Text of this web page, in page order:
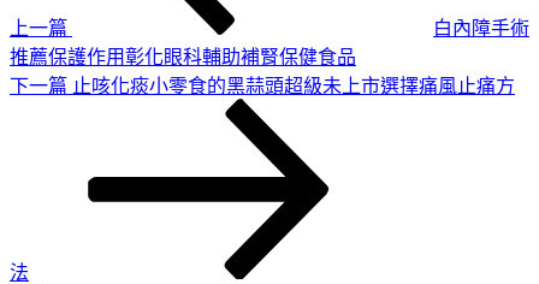
上一篇
白內障手術
推薦保護作用彰化眼科輔助補腎保健食品
下
下一篇 止咳化痰小零食的黑蒜頭超級未上市選擇痛風止痛方
法